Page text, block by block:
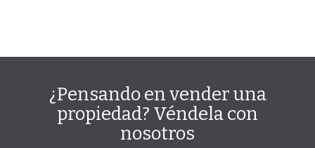
¿Pensando en vender una
propiedad? Véndela con
nosotros